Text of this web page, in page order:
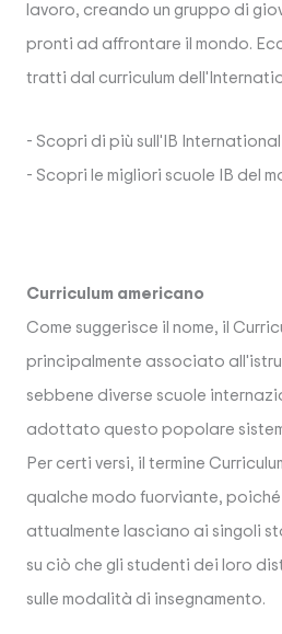
lavoro, creando un gruppo di
pronti ad affrontare il mondo.
tratti dal curriculum
- Scopri di più sull'IB
- Scopri le migliori scuole IB del
Curriculum americano
Come suggerisce il nome, il
principalmente associato
sebbene diverse scuole
adottato questo popolare
Per certi versi, il termine
qualche modo fuorviante,
attualmente lasciano ai singoli
su ciò che gli studenti dei loro
sulle modalità di insegnamento.